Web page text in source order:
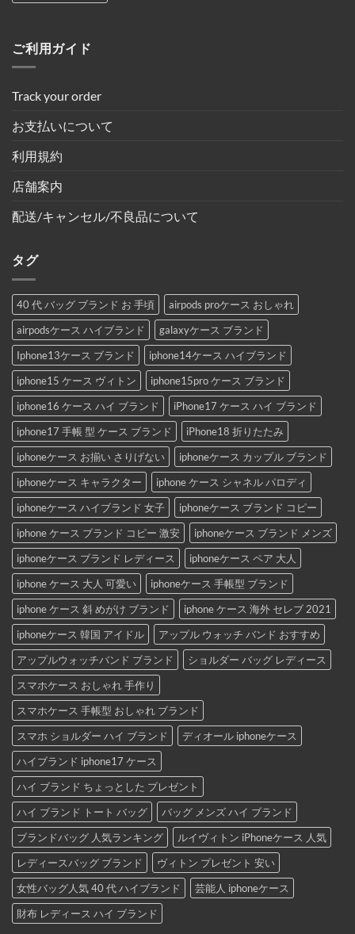
ご利用ガイド
Track your order
お支払いについて
利用規約
店舗案内
配送/キャンセル/不良品について
タグ
40 代 バッグ ブランド お 手頃
airpods proケース おしゃれ
airpodsケース ハイブランド
galaxyケース ブランド
Iphone13ケース ブランド
iphone14ケース ハイブランド
iphone15 ケース ヴィトン
iphone15pro ケース ブランド
iphone16 ケース ハイ ブランド
iPhone17 ケース ハイ ブランド
iphone17 手帳 型 ケース ブランド
iPhone18 折りたたみ
iphoneケース お揃い さりげない
iphoneケース カップル ブランド
iphoneケース キャラクター
iphone ケース シャネル パロディ
iphoneケース ハイブランド 女子
iphoneケース ブランド コピー
iphone ケース ブランド コピー 激安
iphoneケース ブランド メンズ
iphoneケース ブランド レディース
iphoneケース ペア 大人
iphone ケース 大人 可愛い
iphoneケース 手帳型 ブランド
iphone ケース 斜 めがけ ブランド
iphone ケース 海外 セレブ 2021
iphoneケース 韓国 アイドル
アップル ウォッチ バンド おすすめ
アップルウォッチバンド ブランド
ショルダー バッグ レディース
スマホケース おしゃれ 手作り
スマホケース 手帳型 おしゃれ ブランド
スマホ ショルダー ハイ ブランド
ディオール iphoneケース
ハイブランド iphone17 ケース
ハイ ブランド ちょっとした プレゼント
ハイ ブランド トート バッグ
バッグ メンズ ハイ ブランド
ブランドバッグ 人気ランキング
ルイヴィトン iPhoneケース 人気
レディースバッグ ブランド
ヴィトン プレゼント 安い
女性バッグ人気 40 代 ハイブランド
芸能人 iphoneケース
財布 レディース ハイ ブランド